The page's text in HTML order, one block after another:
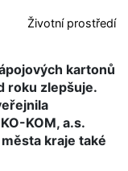
Životní prostředí
kartonů
roku zlepšuje.
KOM, a.s.
kraje také